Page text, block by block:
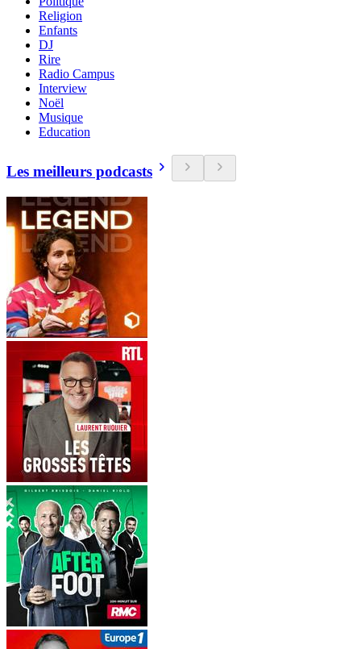
Religion
Enfants
DJ
Rire
Radio Campus
Interview
Noël
Musique
Education
Les meilleurs podcasts